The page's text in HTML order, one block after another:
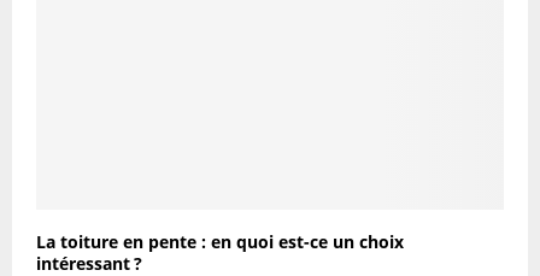
La toiture en pente : en quoi est-ce un choix
intéressant ?